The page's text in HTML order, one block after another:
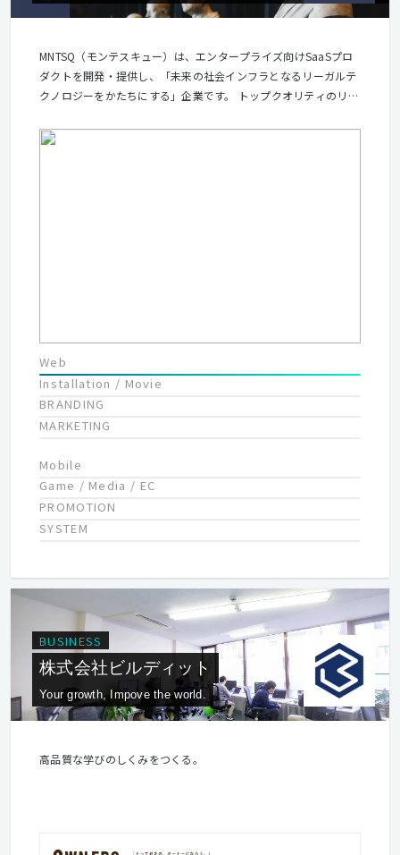
MNTSQ（モンテスキュー）は、エンタープライズ向けSaaSプロ
ダクトを開発・提供し、「未来の社会インフラとなるリーガルテ
クノロジーをかたちにする」企業です。 トップクオリティのリー
ノロジーを融合させ、大企業や法律事務所の契約関連業務を変革
Web
Installation / Movie
BRANDING
MARKETING
Mobile
Game / Media / EC
PROMOTION
SYSTEM
BUSINESS
株式会社ビルディット
Your growth, Impove the world.
高品質な学びのしくみをつくる。